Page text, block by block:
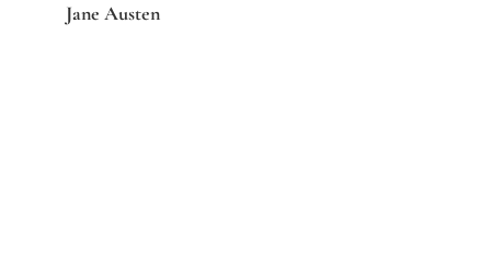
Jane Austen